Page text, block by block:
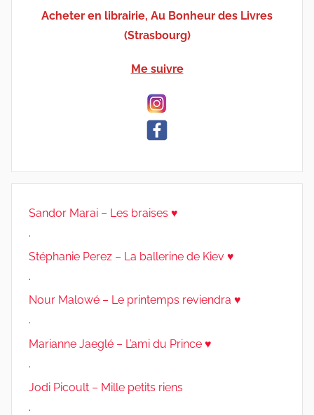
Acheter en librairie, Au Bonheur des Livres
(Strasbourg)
Me suivre
Sandor Marai – Les braises ♥
.
Stéphanie Perez – La ballerine de Kiev ♥
.
Nour Malowé – Le printemps reviendra ♥
.
Marianne Jaeglé – L’ami du Prince ♥
.
Jodi Picoult – Mille petits riens
.